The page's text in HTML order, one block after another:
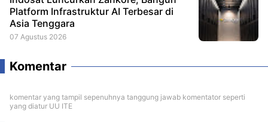
Platform Infrastruktur AI Terbesar di
Asia Tenggara
07 Agustus 2026
Komentar
komentar yang tampil sepenuhnya tanggung jawab komentator seperti
yang diatur UU ITE